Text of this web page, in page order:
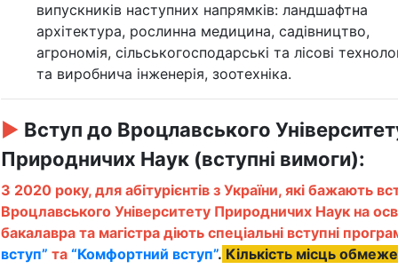
випускників наступних напрямків: ландшафтна
архітектура, рослинна медицина, садівництво,
агрономія, сільськогосподарські та лісові
та виробнича інженерія, зоотехніка.
► Вступ до Вроцлавського
Природничих Наук (вступні вимоги):
З 2020 року, для абітурієнтів з України, які бажають
Вроцлавського Університету Природничих Наук на
бакалавра та магістра діють спеціальні вступні
вступ” та “Комфортний вступ”. Кількість місць